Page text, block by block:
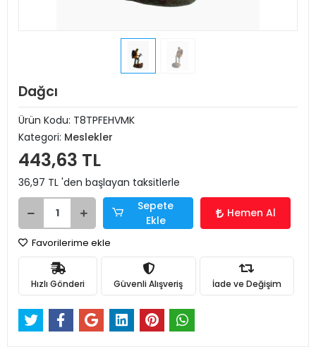
Dağcı
Ürün Kodu: T8TPFEHVMK
Kategori: Meslekler
443,63 TL
36,97 TL 'den başlayan taksitlerle
Sepete
Ekle
Hemen Al
Favorilerime ekle
Hızlı Gönderi Güvenli Alışveriş İade ve Değişim